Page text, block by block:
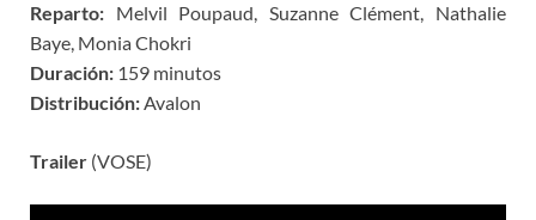
Reparto: Melvil Poupaud, Suzanne Clément, Nathalie
Baye, Monia Chokri
Duración: 159 minutos
Distribución:Avalon
Trailer (VOSE)